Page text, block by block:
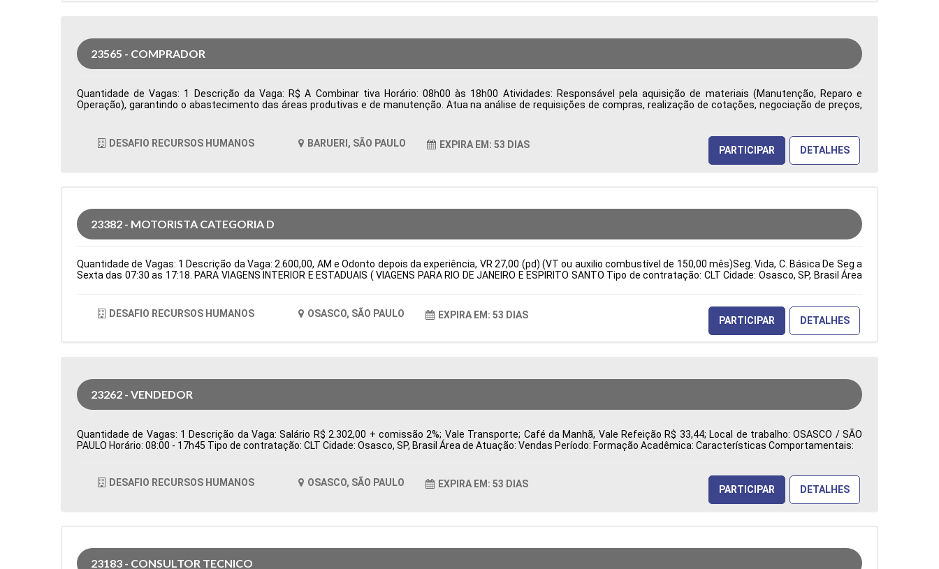
23565 - COMPRADOR
Quantidade de Vagas: 1 Descrição da Vaga: R$ A Combinar tiva Horário: 08h00 às 18h00 Atividades: Responsável pela aquisição de materiais (Manutenção, Reparo e
Operação), garantindo o abastecimento das áreas produtivas e de manutenção. Atua na análise de requisições de compras, realização de cotações, negociação de preços,
oportunidades de otimização de custos e elabora indicadores de desempenho da área de Suprimentos para apoiar a gestão na tomada de decisões Tipo de contratação: CLT
Cidade: Barueri, SP, Brasil Área de Atuação: Compras Período: Formação Acadêmica: Características Comportamentais:
DESAFIO RECURSOS HUMANOS BARUERI, SÃO PAULO EXPIRA EM: 53 DIAS PARTICIPAR DETALHES
23382 - MOTORISTA CATEGORIA D
Quantidade de Vagas: 1 Descrição da Vaga: 2.600,00, AM e Odonto depois da experiência, VR 27,00 (pd) (VT ou auxilio combustível de 150,00 mês)Seg. Vida, C. Básica De Seg a
Sexta das 07:30 as 17:18. PARA VIAGENS INTERIOR E ESTADUAIS ( VIAGENS PARA RIO DE JANEIRO E ESPIRITO SANTO Tipo de contratação: CLT Cidade: Osasco, SP, Brasil Área
DESAFIO RECURSOS HUMANOS OSASCO, SÃO PAULO EXPIRA EM: 53 DIAS PARTICIPAR DETALHES
23262 - VENDEDOR
Quantidade de Vagas: 1 Descrição da Vaga: Salário R$ 2.302,00 + comissão 2%; Vale Transporte; Café da Manhã, Vale Refeição R$ 33,44; Local de trabalho: OSASCO / SÃO
PAULO Horário: 08:00 - 17h45 Tipo de contratação: CLT Cidade: Osasco, SP, Brasil Área de Atuação: Vendas Período: Formação Acadêmica: Características Comportamentais:
DESAFIO RECURSOS HUMANOS OSASCO, SÃO PAULO EXPIRA EM: 53 DIAS PARTICIPAR DETALHES
23183 - CONSULTOR TECNICO